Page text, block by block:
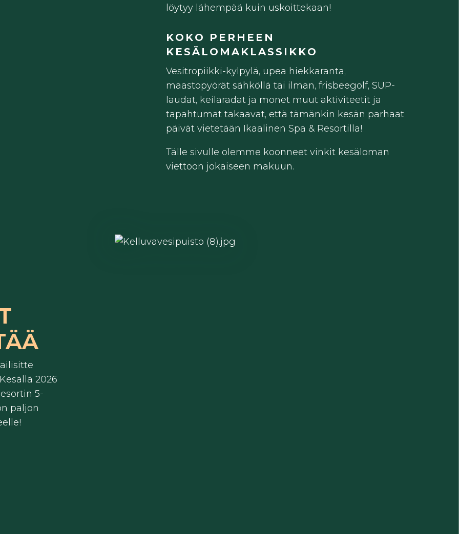
löytyy lähempää kuin uskoittekaan!
KOKO PERHEEN
KESÄLOMAKLASSIKKO
Vesitropiikki-kylpylä, upea hiekkaranta,
maastopyörät sähköllä tai ilman, frisbeegolf, SUP-
laudat, keilaradat ja monet muut aktiviteetit ja
tapahtumat takaavat, että tämänkin kesän parhaat
päivät vietetään Ikaalinen Spa & Resortilla!
Tälle sivulle olemme koonneet vinkit kesäloman
viettoon jokaiseen makuun.
2026
5-
paljon